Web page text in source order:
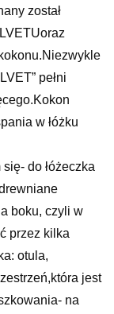
został
pełni
w łóżku
do łóżeczka
boku, czyli w
przez kilka
otula,
jest
na